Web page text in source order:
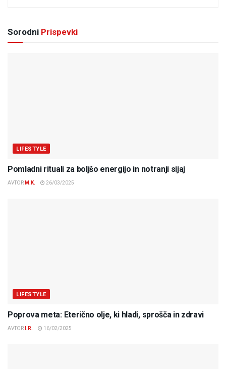
Sorodni Prispevki
LIFESTYLE
Pomladni rituali za boljšo energijo in notranji sijaj
AVTOR M.K. 26/03/2025
LIFESTYLE
Poprova meta: Eterično olje, ki hladi, sprošča in zdravi
AVTOR I.R. 16/02/2025